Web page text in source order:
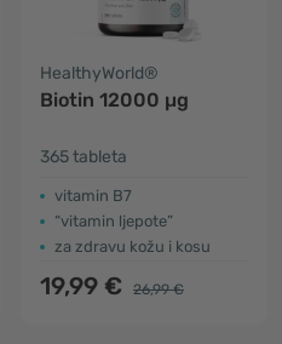
HealthyWorld®
Biotin 12000 µg
365 tableta
vitamin B7
“vitamin ljepote”
za zdravu kožu i kosu
19,99 € 26,99 €